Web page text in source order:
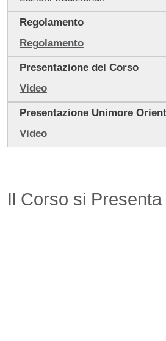
Regolamento
Regolamento
Presentazione del Corso
Video
Presentazione Unimore
Video
Il Corso si Presenta